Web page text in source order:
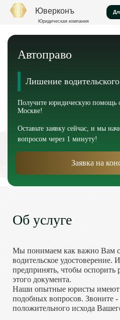
Юверконъ
Юридическая компания
Автоправо
Лишение
Получите юридическую помощь
Москве!
Оставьте заявку сейчас, и мы
вопросом через 1 минуту!
Заявка на
Об услуге
Мы понимаем как важно Вам
водительское
предпринять, чтобы
этого документа.
Наши опытные юристы имеют
подобных вопросов. Звоните
положительного исхода